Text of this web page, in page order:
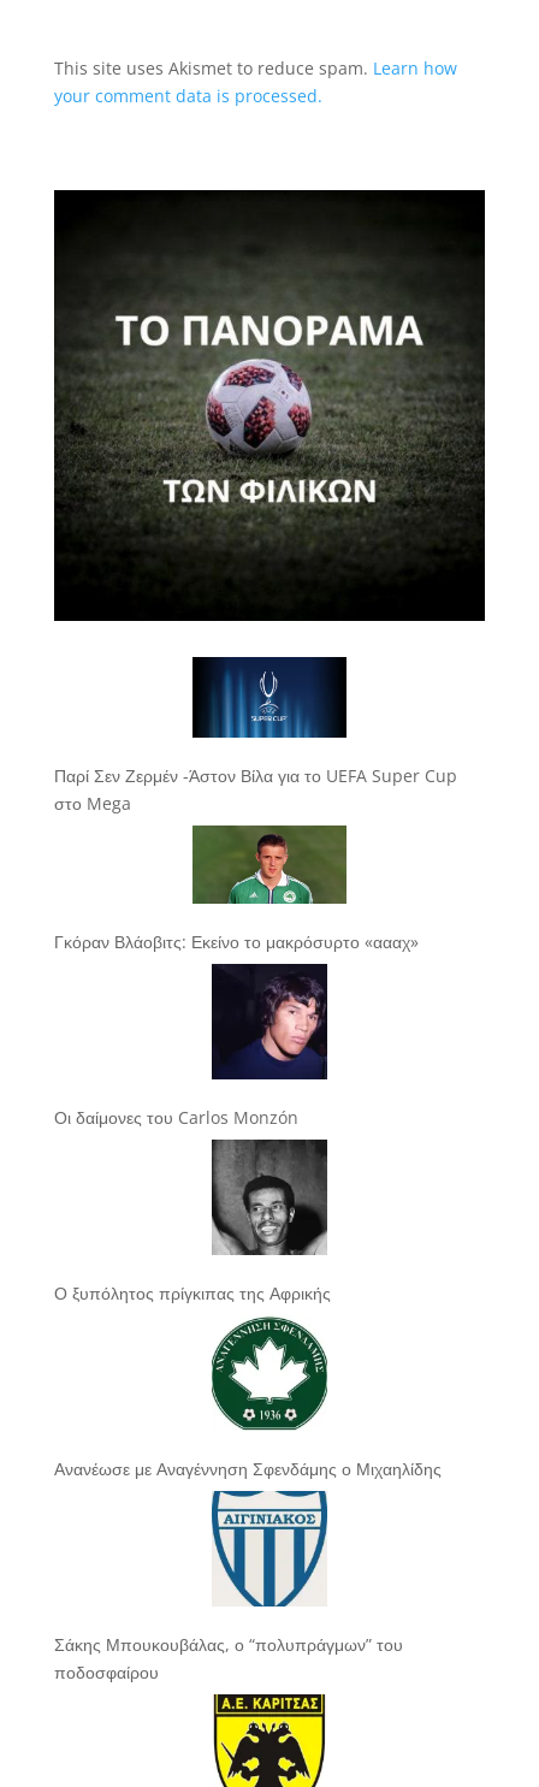
This site uses Akismet to reduce spam. Learn how
your comment data is processed.
Παρί Σεν Ζερμέν -Άστον Βίλα για το UEFA Super Cup
στο Mega
Γκόραν Βλάοβιτς: Εκείνο το μακρόσυρτο «αααχ»
Οι δαίμονες του Carlos Monzón
Ο ξυπόλητος πρίγκιπας της Αφρικής
Ανανέωσε με Αναγέννηση Σφενδάμης ο Μιχαηλίδης
Σάκης Μπουκουβάλας, ο “πολυπράγμων” του
ποδοσφαίρου